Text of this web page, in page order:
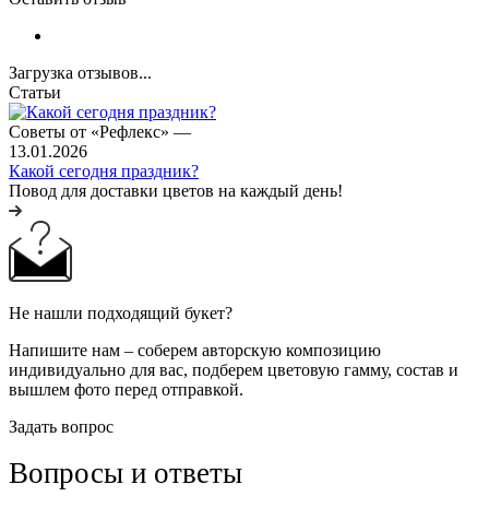
Загрузка отзывов...
Статьи
Советы от «Рефлекс» —
13.01.2026
Какой сегодня праздник?
Повод для доставки цветов на каждый день!
Не нашли подходящий букет?
Напишите нам – соберем авторскую композицию
индивидуально для вас, подберем цветовую гамму, состав и
вышлем фото перед отправкой.
Задать вопрос
Вопросы и ответы